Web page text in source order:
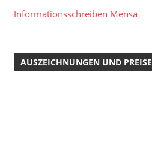
Informationsschreiben Mensa
AUSZEICHNUNGEN UND PREISE